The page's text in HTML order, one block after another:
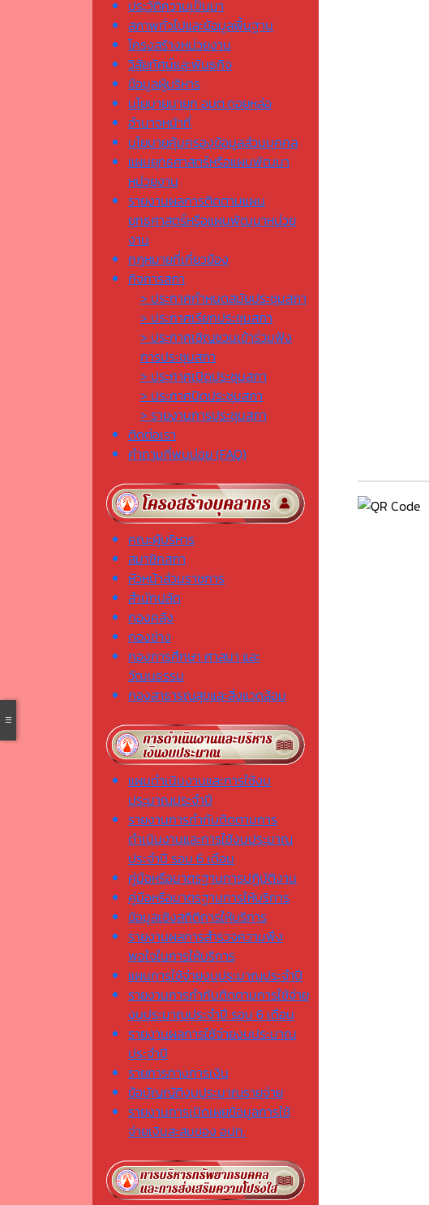
ประวัติความเป็นมา
สภาพทั่วไปและข้อมูลพื้นฐาน
โครงสร้างหน่วยงาน
วิสัยทัศน์และพันธกิจ
ข้อมูลผู้บริหาร
นโยบายนายก อบต.ดอยหล่อ
อำนาจหน้าที่
นโยบายคุ้มครองข้อมูลส่วนบุคคล
แผนยุทธศาสตร์หรือแผนพัฒนา
หน่วยงาน
รายงานผลการติดตามแผน
ยุทธศาสตร์หรือแผนพัฒนาหน่วย
งาน
กฎหมายที่เกี่ยวข้อง
กิจการสภา
> ประกาศกำหนดสมัยประชุมสภา
> ประกาศเรียกประชุมสภา
> ประกาศเชิญชวนเข้าร่วมฟัง
การประชุมสภา
> ประกาศเปิดประชุมสภา
> ประกาศปิดประชุมสภา
> รายงานการประชุมสภา
ติดต่อเรา
คำถามที่พบบ่อย (FAQ)
คณะผู้บริหาร
สมาชิกสภา
หัวหน้าส่วนราชการ
สำนักปลัด
กองคลัง
กองช่าง
กองการศึกษา ศาสนา และ
วัฒนธรรม
กองสาธารณสุขและสิ่งแวดล้อม
แผนดำเนินงานและการใช้งบ
ประมาณประจำปี
รายงานการกำกับติดตามการ
ดำเนินงานและการใช้งบประมาณ
ประจำปี รอบ 6 เดือน
คู่มือหรือมาตรฐานการปฏิบัติงาน
คู่มือหรือมาตรฐานการให้บริการ
ข้อมูลเชิงสถิติการให้บริการ
รายงานผลการสำรวจความพึง
พอใจในการให้บริการ
แผนการใช้จ่ายงบประมาณประจำปี
รายงานการกำกับติดตามการใช้จ่าย
งบประมาณประจำปี รอบ 6 เดือน
รายงานผลการใช้จ่ายงบประมาณ
ประจำปี
รายการทางการเงิน
ข้อบัญญัติงบประมาณรายจ่าย
รายงานการเปิดเผยข้อมูลการใช้
จ่ายเงินสะสมของ อปท.